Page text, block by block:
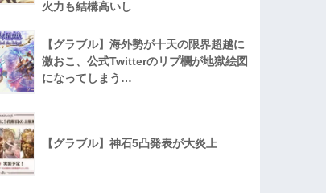
火力も結構高いし
【グラブル】海外勢が十天の限界超越に
激おこ、公式Twitterのリプ欄が地獄絵図
になってしまう…
【グラブル】神石5凸発表が大炎上